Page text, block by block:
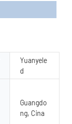
Yuanyele
d
Guangdo
ng, Cina